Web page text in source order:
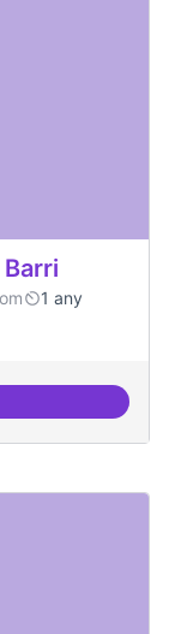
1 any
a Casals de